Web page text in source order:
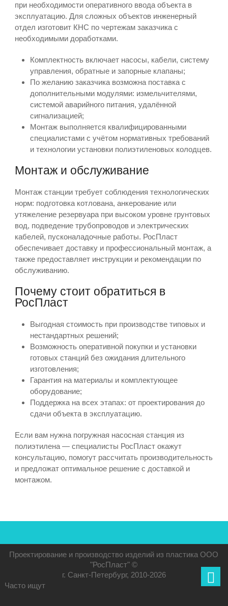
при необходимости оперативного ввода объекта в
эксплуатацию. Для сложных объектов инженерный
отдел изготовит КНС по чертежам заказчика с
необходимыми доработками.
Комплектность включает насосы, кабели, систему
управления, обратные и запорные клапаны;
По желанию заказчика возможна поставка с
дополнительными модулями: измельчителями,
системой аварийного питания, удалённой
сигнализацией;
Монтаж выполняется квалифицированными
специалистами с учётом нормативных требований
и технологии установки полиэтиленовых колодцев.
Монтаж и обслуживание
Монтаж станции требует соблюдения технологических
норм: подготовка котлована, анкерование или
утяжеление резервуара при высоком уровне грунтовых
вод, подведение трубопроводов и электрических
кабелей, пусконаладочные работы. РосПласт
обеспечивает доставку и профессиональный монтаж, а
также предоставляет инструкции и рекомендации по
обслуживанию.
Почему стоит обратиться в
РосПласт
Выгодная стоимость при производстве типовых и
нестандартных решений;
Возможность оперативной покупки и установки
готовых станций без ожидания длительного
изготовления;
Гарантия на материалы и комплектующее
оборудование;
Поддержка на всех этапах: от проектирования до
сдачи объекта в эксплуатацию.
Если вам нужна погружная насосная станция из
полиэтилена — специалисты РосПласт окажут
консультацию, помогут рассчитать производительность
и предложат оптимальное решение с доставкой и
монтажом.
Проектирование и производство изделий из пластика ООО
"РосПласт" ©
г. Санкт-Петербург, 2010-2026
Часто ищут